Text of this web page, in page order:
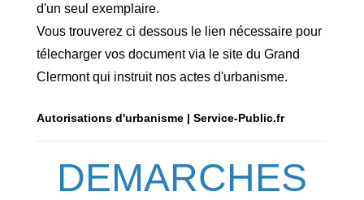
d'un seul exemplaire.
Vous trouverez ci dessous le lien nécessaire pour
télecharger vos document via le site du Grand
Clermont qui instruit nos actes d'urbanisme.
Autorisations d'urbanisme | Service-Public.fr
DEMARCHES